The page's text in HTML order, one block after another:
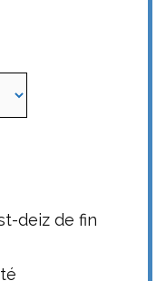
deiz de fin